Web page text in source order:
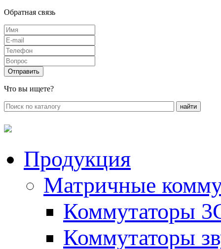
Обратная связь
Что вы ищете?
Продукция
Матричные
Коммутаторы
Коммутаторы